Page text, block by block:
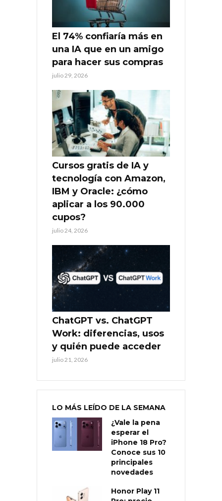
El 74% confiaría más en
una IA que en un amigo
para hacer sus compras
julio 29, 2026
Cursos gratis de IA y
tecnología con Amazon,
IBM y Oracle: ¿cómo
aplicar a los 90.000
cupos?
julio 24, 2026
ChatGPT vs. ChatGPT
Work: diferencias, usos
y quién puede acceder
julio 21, 2026
LO MÁS LEÍDO DE LA SEMANA
¿Vale la pena
esperar el
iPhone 18 Pro?
Conoce sus 10
principales
novedades
Honor Play 11